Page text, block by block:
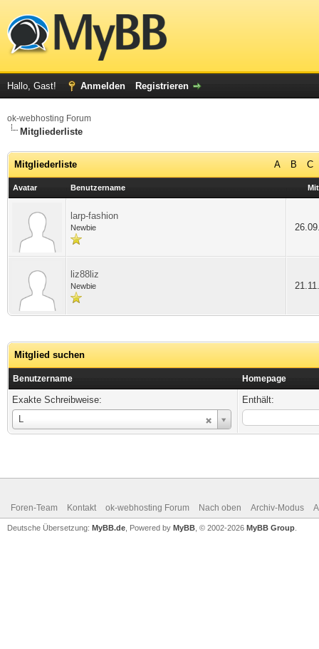
Hallo, Gast! Anmelden Registrieren
ok-webhosting Forum
Mitgliederliste
A B C
Mitgliederliste
Avatar Benutzername
larp-fashion
Newbie
liz88liz
Newbie
Mitglied suchen
Benutzername Homepage
Exakte Schreibweise:
L
Benutzername
Enthält:
Foren-Team Kontakt ok-webhosting Forum Nach oben Archiv-Modus
Deutsche Übersetzung: MyBB.de , Powered by MyBB , © 2002-2026 MyBB Group